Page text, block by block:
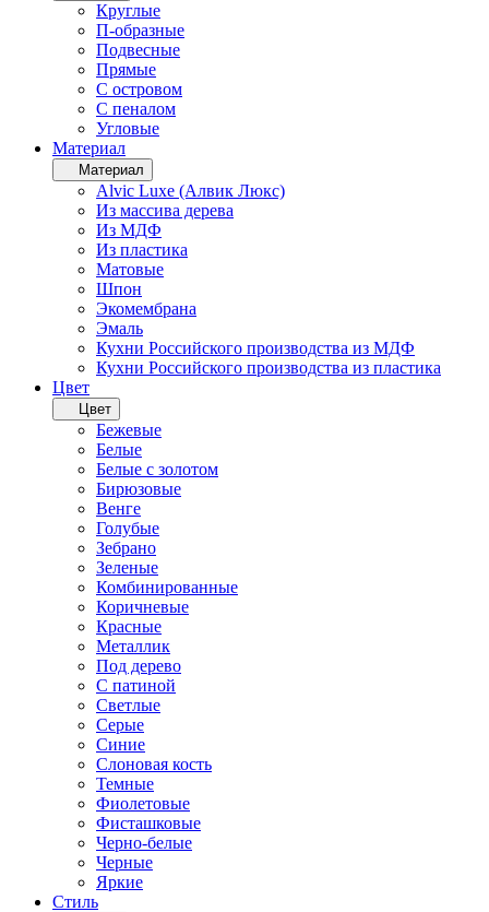
Круглые
П-образные
Подвесные
Прямые
С островом
С пеналом
Угловые
Материал
Материал
Alvic Luxe (Алвик Люкс)
Из массива дерева
Из МДФ
Из пластика
Матовые
Шпон
Экомембрана
Эмаль
Кухни Российского производства из МДФ
Кухни Российского производства из пластика
Цвет
Цвет
Бежевые
Белые
Белые с золотом
Бирюзовые
Венге
Голубые
Зебрано
Зеленые
Комбинированные
Коричневые
Красные
Металлик
Под дерево
С патиной
Светлые
Серые
Синие
Слоновая кость
Темные
Фиолетовые
Фисташковые
Черно-белые
Черные
Яркие
Стиль